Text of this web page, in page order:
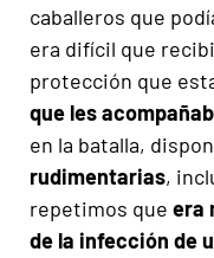
caballeros que
era difícil que
protección que
que les
en la batalla,
rudimentarias,
repetimos que era
de la infección de